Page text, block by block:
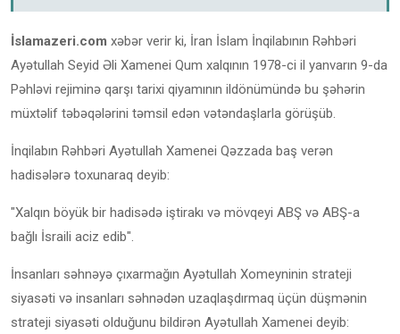
İslamazeri.com xəbər verir ki, İran İslam İnqilabının Rəhbəri
Ayətullah Seyid Əli Xamenei Qum xalqının 1978-ci il yanvarın 9-da
Pəhləvi rejiminə qarşı tarixi qiyamının ildönümündə bu şəhərin
müxtəlif təbəqələrini təmsil edən vətəndaşlarla görüşüb.
İnqilabın Rəhbəri Ayətullah Xamenei Qəzzada baş verən
hadisələrə toxunaraq deyib:
"Xalqın böyük bir hadisədə iştirakı və mövqeyi ABŞ və ABŞ-a
bağlı İsraili aciz edib".
İnsanları səhnəyə çıxarmağın Ayətullah Xomeyninin strateji
siyasəti və insanları səhnədən uzaqlaşdırmaq üçün düşmənin
strateji siyasəti olduğunu bildirən Ayətullah Xamenei deyib: